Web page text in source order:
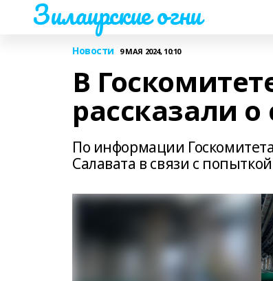
Зилаирские огни
Новости 9 МАЯ 2024, 10:10
В
рассказали
По информации
Салавата в связи с